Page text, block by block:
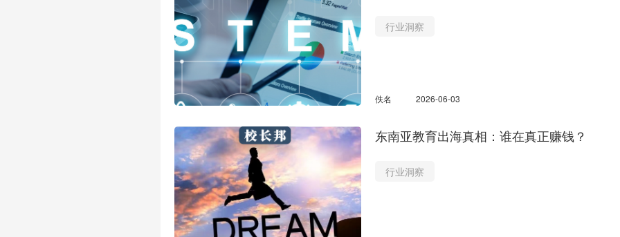
行业洞察
佚名 2026-06-03
东南亚教育出海真相：谁在真正赚钱？
行业洞察